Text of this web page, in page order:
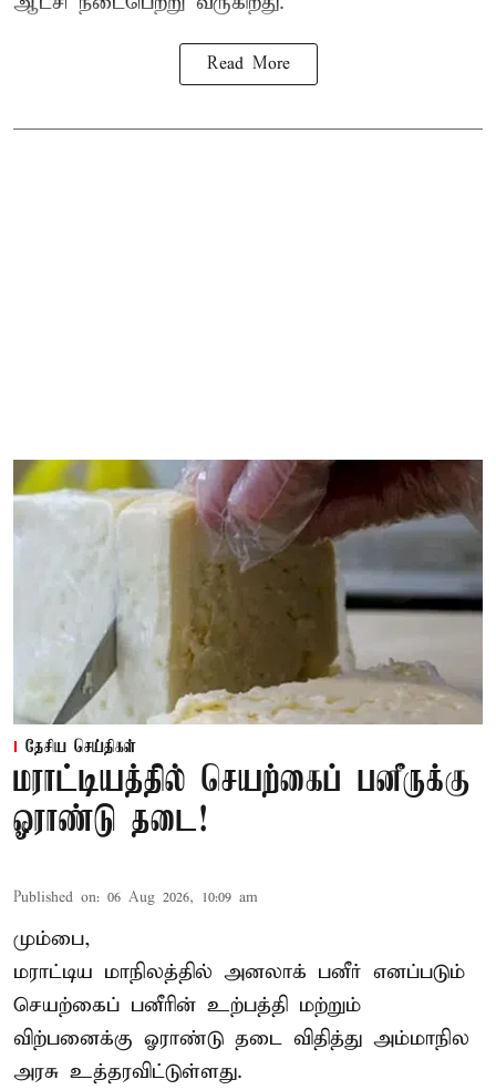
Read More
தேசிய செய்திகள்
மராட்டியத்தில் செயற்கைப் பனீருக்கு
ஓராண்டு தடை!
Published on: 06 Aug 2026, 10:09 am
மும்பை,
மராட்டிய மாநிலத்தில் அனலாக் பனீர் எனப்படும்
செயற்கைப் பனீரின் உற்பத்தி மற்றும்
விற்பனைக்கு ஓராண்டு தடை விதித்து அம்மாநில
அரசு உத்தரவிட்டுள்ளது.